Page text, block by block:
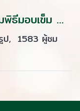
ซ้อมพิธีมอบเข็ม พนักงานผู้ช่วยทางการพยาบาล รุ่น 39 ณ โรงเรียนเดอะแคร์การบริบาล
ป, 1583 ผู้ชม